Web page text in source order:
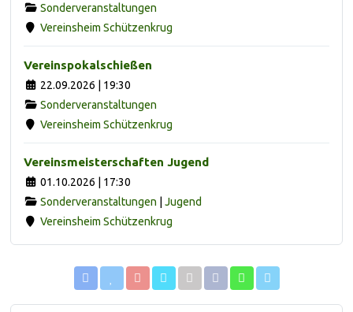
Sonderveranstaltungen
Vereinsheim Schützenkrug
Vereinspokalschießen
22.09.2026 | 19:30
Sonderveranstaltungen
Vereinsheim Schützenkrug
Vereinsmeisterschaften Jugend
01.10.2026 | 17:30
Sonderveranstaltungen
Jugend
Vereinsheim Schützenkrug